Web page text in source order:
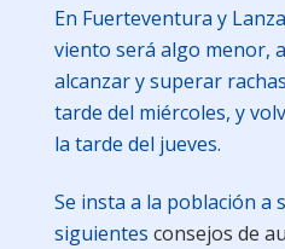
En Fuerteventura y
viento será algo menor,
alcanzar y superar
tarde del miércoles, y
la tarde del jueves.
Se insta a la población a
siguientes consejos de